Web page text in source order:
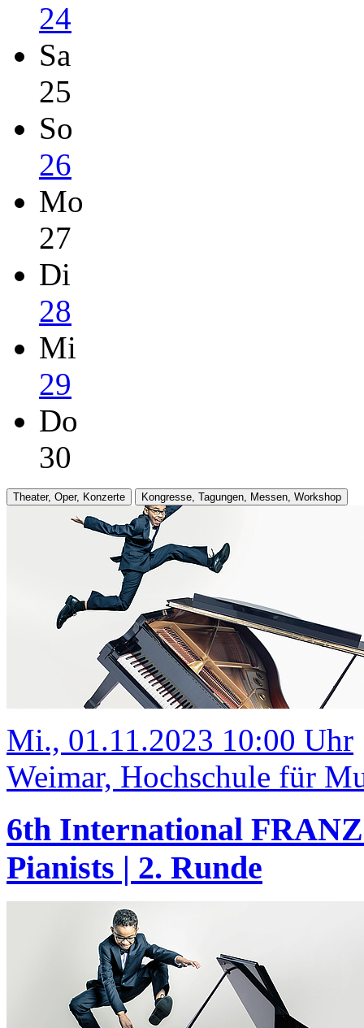
24
Sa
25
So
26
Mo
27
Di
28
Mi
29
Do
30
Theater, Oper, Konzerte Kongresse, Tagungen, Messen, Workshop
Mi., 01.11.2023 10:00 Uhr
Weimar, Hochschule für
6th International
Pianists | 2. Runde